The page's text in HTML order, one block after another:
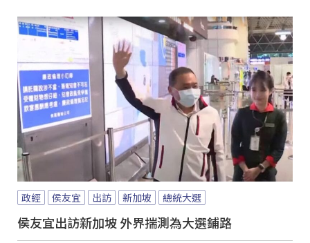
政經 侯友宜 出訪 新加坡 總統大選
侯友宜出訪新加坡 外界揣測為大選鋪路